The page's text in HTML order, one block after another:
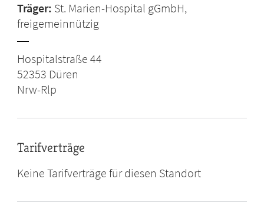
Träger: St. Marien-Hospital gGmbH,
freigemeinnützig
Hospitalstraße 44
52353 Düren
Nrw-Rlp
Tarifverträge
Keine Tarifverträge für diesen Standort